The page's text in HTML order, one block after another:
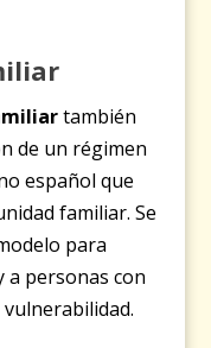
también
de un régimen
español que
familiar. Se
para
a personas con
vulnerabilidad.